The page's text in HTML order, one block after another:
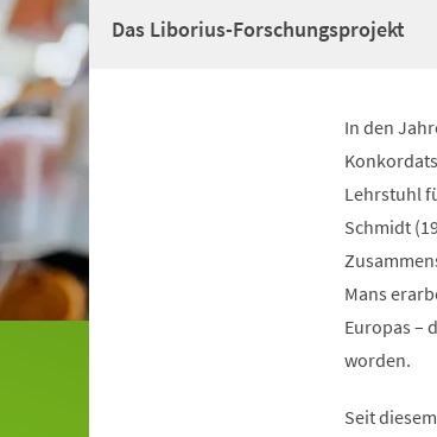
Das Liborius-Forschungsprojekt
In den
Lehrstuhl
Schmidt
Mans
Europas –
worden.
Seit